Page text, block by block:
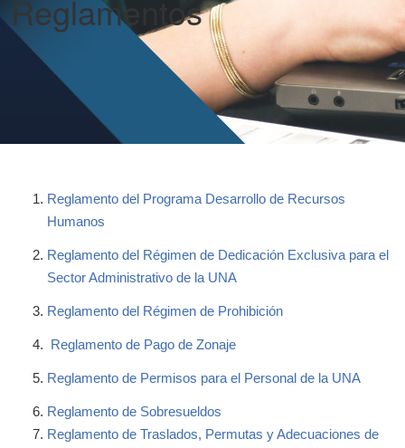
Reglamentos
Reglamento del Programa Desarrollo de Recursos
Humanos
Reglamento del Régimen de Dedicación Exclusiva para el
Sector Administrativo de la UNA
Reglamento del Régimen de Prohibición
Reglamento de Pago de Zonaje
Reglamento de Permisos para el Personal de la UNA
Reglamento de Sobresueldos
Reglamento de Traslados, Permutas y Adecuaciones de